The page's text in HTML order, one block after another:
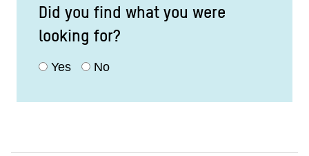
Did you find what you were
looking for?
Yes No